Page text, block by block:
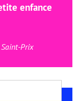
enfance
Prix